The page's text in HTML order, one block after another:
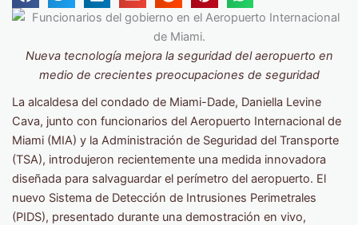
Nueva tecnología mejora la seguridad del aeropuerto en
medio de crecientes preocupaciones de seguridad
La alcaldesa del condado de Miami-Dade, Daniella Levine
Cava, junto con funcionarios del Aeropuerto Internacional de
Miami (MIA) y la Administración de Seguridad del Transporte
(TSA), introdujeron recientemente una medida innovadora
diseñada para salvaguardar el perímetro del aeropuerto. El
nuevo Sistema de Detección de Intrusiones Perimetrales
(PIDS), presentado durante una demostración en vivo,